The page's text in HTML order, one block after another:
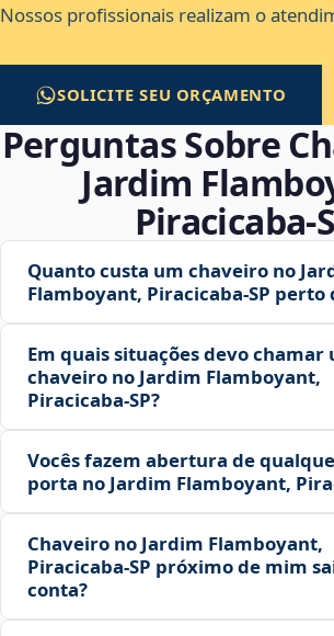
Nossos profissionais realizam o
SOLICITE SEU ORÇAMENTO
Perguntas Sobre
Jardim
Quanto custa um chaveiro no
Flamboyant, Piracicaba‑SP perto
Em quais situações devo chamar
chaveiro no Jardim Flamboyant,
Piracicaba‑SP?
Vocês fazem abertura de
porta no Jardim Flamboyant,
Chaveiro no Jardim Flamboyant,
Piracicaba‑SP próximo de mim
conta?